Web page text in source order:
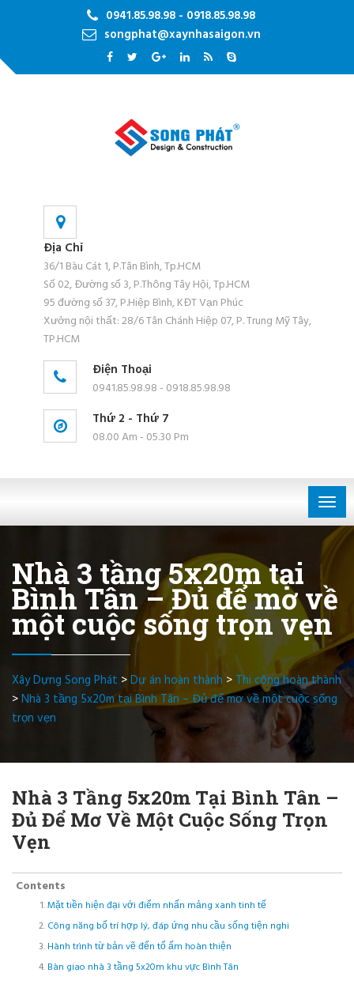
0941.85.98.98 - 0918.85.98.98
songphat@xaynhasaigon.vn
Địa Chỉ
36/1 Bàu Cát 1, P.Tân Bình, Tp.HCM
Số 02, Đường số 3, P.Thông Tây Hội, Tp.HCM
95 đường số 37, P.Hiệp Bình, KĐT Vạn Phúc
Xưởng nội thất: 28/6 Tân Chánh Hiệp 07, P. Trung Mỹ Tây,
TP.HCM
Điện Thoại
0941.85.98.98 - 0918.85.98.98
Thứ 2 - Thứ 7
08.00 Am - 05.30 Pm
Nhà 3 tầng 5x20m tại
Bình Tân – Đủ để mơ về
một cuộc sống trọn vẹn
Xây Dựng Song Phát >Dự án hoàn thành > Thi công hoàn thành
>Nhà 3 tầng 5x20m tại Bình Tân – Đủ để mơ về một cuộc sống
trọn vẹn
Nhà 3 Tầng 5x20m Tại Bình Tân –
Đủ Để Mơ Về Một Cuộc Sống Trọn
Vẹn
Contents
Mặt tiền hiện đại với điểm nhấn mảng xanh tinh tế
Công năng bố trí hợp lý, đáp ứng nhu cầu sống tiện nghi
Hành trình từ bản vẽ đến tổ ấm hoàn thiện
Bàn giao nhà 3 tầng 5x20m khu vực Bình Tân